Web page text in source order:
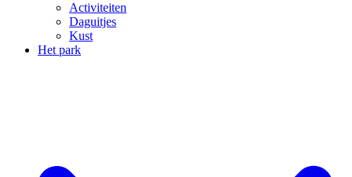
Activiteiten
Daguitjes
Kust
Het park